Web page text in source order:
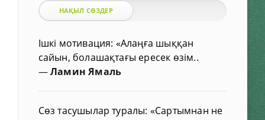
НАҚЫЛ СӨЗДЕР
Ішкі мотивация: «Алаңға шыққан
сайын, болашақтағы ересек өзім..
—Ламин Ямаль
Сөз тасушылар туралы: «Сартымнан не